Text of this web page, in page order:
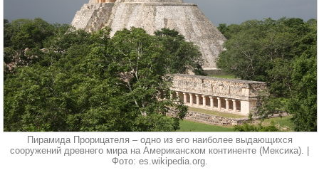
Пирамида Прорицателя – одно из его наиболее выдающихся
сооружений древнего мира на Американском континенте (Мексика). |
Фото: es.wikipedia.org.